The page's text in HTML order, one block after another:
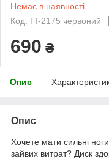
Немає в наявності
Код: FI-2175 червоний
690 ₴
Опис
Опис
Хочете мати сильні
зайвих витрат? Диск